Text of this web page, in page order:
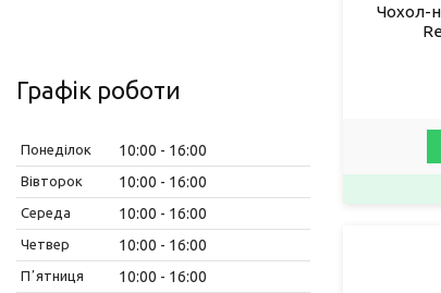
Чохол-
Графік роботи
Понеділок 10:00 16:00
Вівторок 10:00 16:00
Середа 10:00 16:00
Четвер 10:00 16:00
Пʼятниця 10:00 16:00